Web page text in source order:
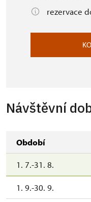
rezervace
Návštěvní
Období
1. 7.-31. 8.
1. 9.-30. 9.